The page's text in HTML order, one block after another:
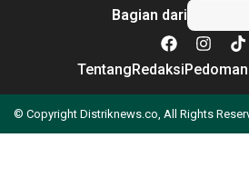
Bagian dari
TentangRedaksi
© Copyright Distriknews.co, All Rights